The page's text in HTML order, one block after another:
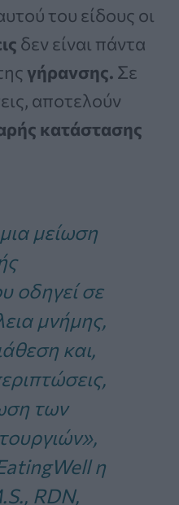
του είδους οι
δεν είναι πάντα
γήρανσης. Σε
αποτελούν
κατάστασης
μείωση
οδηγεί σε
μνήμης,
και,
των
η
RDN,